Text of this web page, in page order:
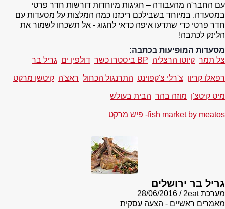
עם החבר'ה מהעבודה – חגיגות מיוחדות דורשות חדר פרטי
במסעדה. במיוחד בשבילכם ריכזנו כמה המלצות על מסעדות עם
חדר פרטי כדי שתדעו איפה כדאי לחגוג - אל תשכחו לשמור את
הלינק לכתבה!
מסעדות המופיעות בכתבה:
צל תמר קיוטו הרצליה BP ביסטרו כשר דולפין ים גריל בר
רפאלו קריון צ'רלי צ'קפוינט התרנגול הכחול ראצ'ה קיטשן מרקט
מיט קיטצ'ן מוזה בהר הבית בעולש
fish market by meatos- פיש מרקט
גריל בר ירושלים
מערכת 2eat
28/06/2016
מאמרים ראשיים - הצעה עסקית